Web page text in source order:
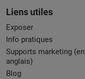
Liens utiles
Exposer
Info pratiques
Supports marketing (en
anglais)
Blog